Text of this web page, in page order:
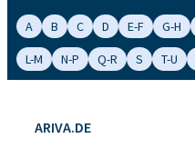
A B C D E-F G-H
L-M
N-P Q-R S T-U
ARIVA.DE